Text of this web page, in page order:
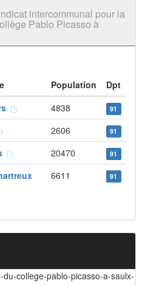
intercommunal pour la
Pablo Picasso à
Population
Dpt
4838 91
2606 91
20470 91
6611 91
college-pablo-picasso-a-saulx-